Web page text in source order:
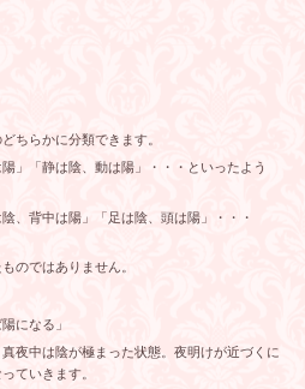
ちらかに分類できます。
」「静は陰、動は陽」・・・といったよう
、背中は陽」「足は陰、頭は陽」・・・
のではありません。
になる」
夜中は陰が極まった状態。夜明けが近づくに
ていきます。